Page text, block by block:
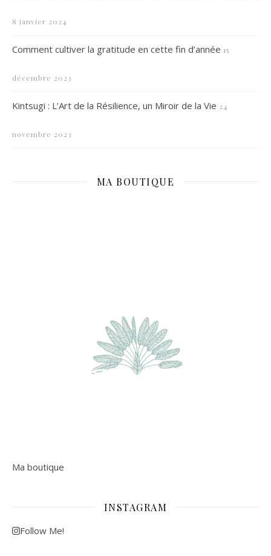
8 janvier 2024
Comment cultiver la gratitude en cette fin d’année 15
décembre 2023
Kintsugi : L’Art de la Résilience, un Miroir de la Vie 24
novembre 2023
MA BOUTIQUE
Ma boutique
INSTAGRAM
Follow Me!